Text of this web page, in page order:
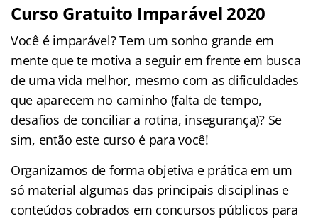
Curso Gratuito Imparável 2020
Você é imparável? Tem um sonho grande em
mente que te motiva a seguir em frente em busca
de uma vida melhor, mesmo com as dificuldades
que aparecem no caminho (falta de tempo,
desafios de conciliar a rotina, insegurança)? Se
sim, então este curso é para você!
Organizamos de forma objetiva e prática em um
só material algumas das principais disciplinas e
conteúdos cobrados em concursos públicos para